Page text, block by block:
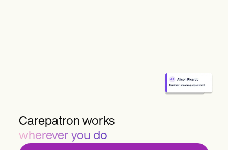
Carepatron works
wherever you do